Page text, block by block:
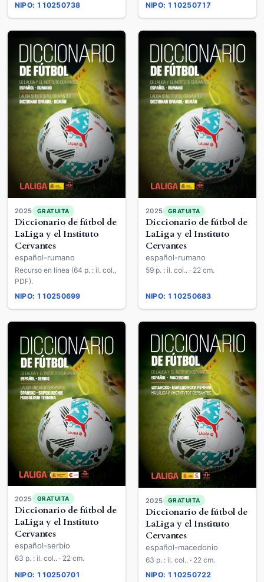
NIPO: 110250738 NIPO: 110250717
2025 GRATUITA
Diccionario de fútbol de
LaLiga y el Instituto
Cervantes
español-rumano
Recurso en línea (64 p. : il. col.,
PDF).
NIPO: 110250699
2025 GRATUITA
Diccionario de fútbol de
LaLiga y el Instituto
Cervantes
español-rumano
59 p. : il. col.. · 22 cm.
NIPO: 110250683
2025 GRATUITA
Diccionario de fútbol de
LaLiga y el Instituto
Cervantes
español-serbio
63 p. : il. col.. · 22 cm.
NIPO: 110250701
2025 GRATUITA
Diccionario de fútbol de
LaLiga y el Instituto
Cervantes
español-macedonio
63 p. : il. col.. · 22 cm.
NIPO: 110250722